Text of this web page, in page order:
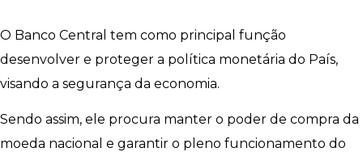
O Banco Central tem como principal função
desenvolver e proteger a política monetária do País,
visando a segurança da economia.
Sendo assim, ele procura manter o poder de compra da
moeda nacional e garantir o pleno funcionamento do